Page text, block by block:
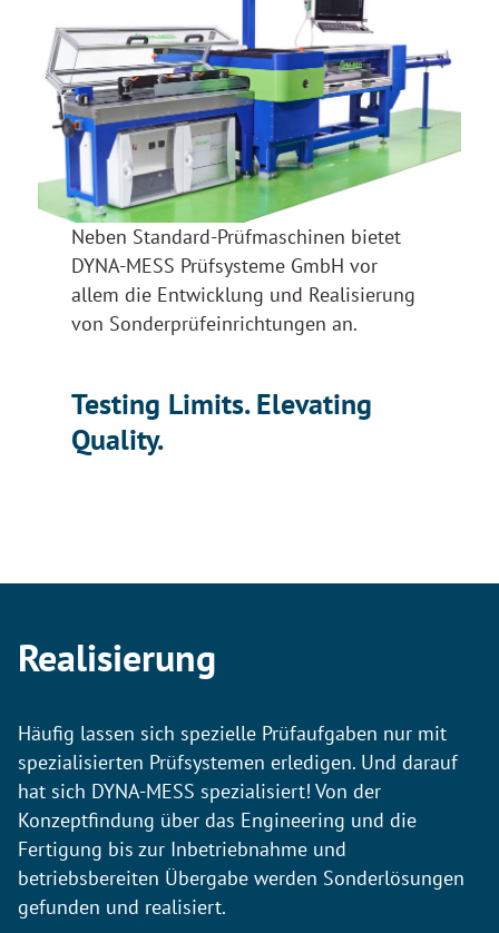
Neben Standard-Prüfmaschinen bietet
DYNA-MESS Prüfsysteme GmbH vor
allem die Entwicklung und Realisierung
von Sonderprüfeinrichtungen an.
Testing Limits. Elevating
Quality.
Realisierung
Häufig lassen sich spezielle Prüfaufgaben nur mit
spezialisierten Prüfsystemen erledigen. Und darauf
hat sich DYNA-MESS spezialisiert! Von der
Konzeptfindung über das Engineering und die
Fertigung bis zur Inbetriebnahme und
betriebsbereiten Übergabe werden Sonderlösungen
gefunden und realisiert.